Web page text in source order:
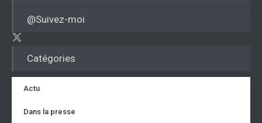
Catégories
Actu
Dans la presse
@Suivez-moi